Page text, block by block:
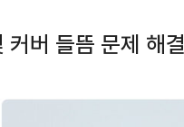
버 들뜸 문제 해결